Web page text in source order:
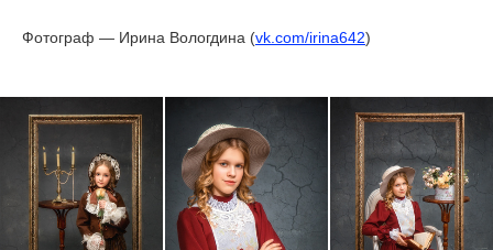
Фотограф — Ирина Вологдина (vk.com/irina642)